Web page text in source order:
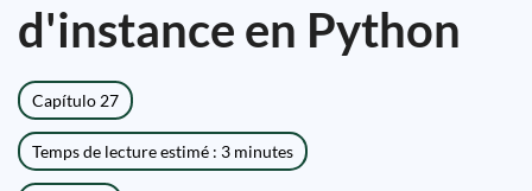
d'instance en Python
Capítulo 27
Temps de lecture estimé : 3 minutes